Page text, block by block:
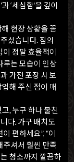
‘세심함’을 깊이
현장 상황을 꼼
셨습니다. 짐의
이 정말 효율적이
루는 모습이 인상
가전 포장 시 보
해 주신 점이 매
, 누구 하나 불친
다. 가구 배치도
편하세요”, “이
주셔서 훨씬 만족
청소까지 깔끔하